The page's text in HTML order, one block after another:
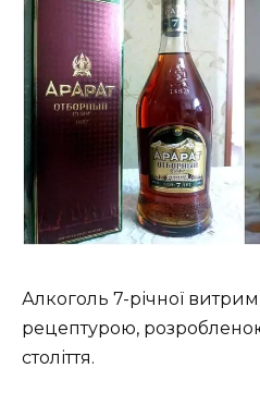
Алкоголь 7-річної
рецептурою,
століття.